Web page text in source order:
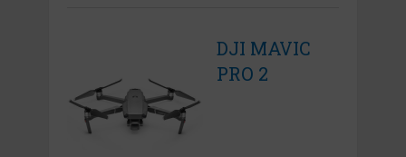
DJI MAVIC
PRO 2